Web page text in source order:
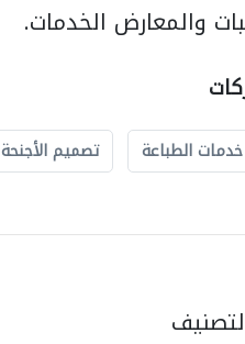
والمعارض الخدمات.
خدمات الطباعة تصميم الأجنحة